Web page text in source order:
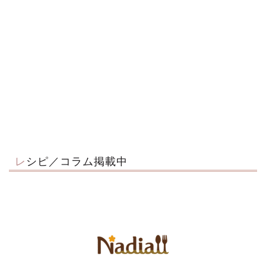
レシピ／コラム掲載中